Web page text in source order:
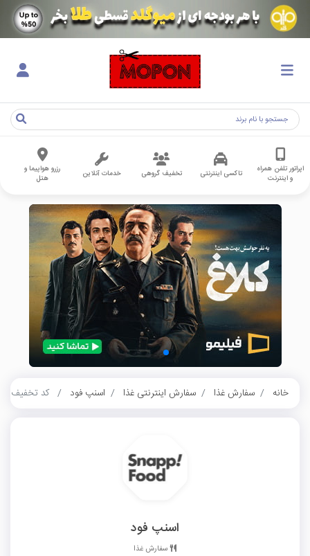
اپراتور تلفن همراه
و اینترنت
تاکسی اینترنتی تخفیف گروهی خدمات آنلاین
رزرو هواپیما و
هتل
خانه سفارش غذا سفارش اینترنتی غذا اسنپ فود کد تخفیف
اسنپ فود
سفارش غذا